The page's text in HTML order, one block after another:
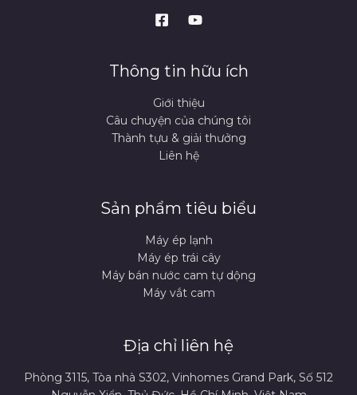
Thông tin hữu ích
Giới thiệu
Câu chuyện của chúng tôi
Thành tựu & giải thưởng
Liên hệ
Sản phẩm tiêu biểu
Máy ép lạnh
Máy ép trái cây
Máy bán nước cam tự dộng
Máy vắt cam
Địa chỉ liên hệ
Phòng 3115, Tòa nhà S302, Vinhomes Grand Park, Số 512